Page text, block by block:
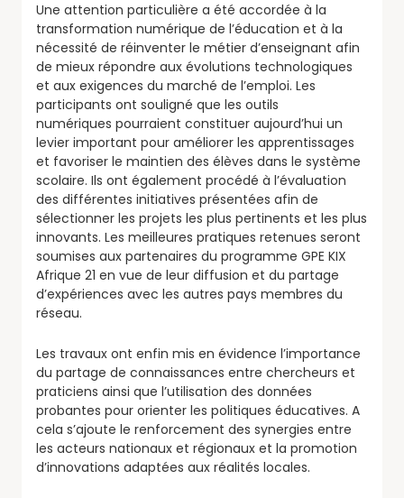
Une attention particulière a été accordée à la
transformation numérique de l’éducation et à la
nécessité de réinventer le métier d’enseignant afin
de mieux répondre aux évolutions technologiques
et aux exigences du marché de l’emploi. Les
participants ont souligné que les outils
numériques pourraient constituer aujourd’hui un
levier important pour améliorer les apprentissages
et favoriser le maintien des élèves dans le système
scolaire. Ils ont également procédé à l’évaluation
des différentes initiatives présentées afin de
sélectionner les projets les plus pertinents et les plus
innovants. Les meilleures pratiques retenues seront
soumises aux partenaires du programme GPE KIX
Afrique 21 en vue de leur diffusion et du partage
d’expériences avec les autres pays membres du
réseau.
Les travaux ont enfin mis en évidence l’importance
du partage de connaissances entre chercheurs et
praticiens ainsi que l’utilisation des données
probantes pour orienter les politiques éducatives. A
cela s’ajoute le renforcement des synergies entre
les acteurs nationaux et régionaux et la promotion
d’innovations adaptées aux réalités locales.